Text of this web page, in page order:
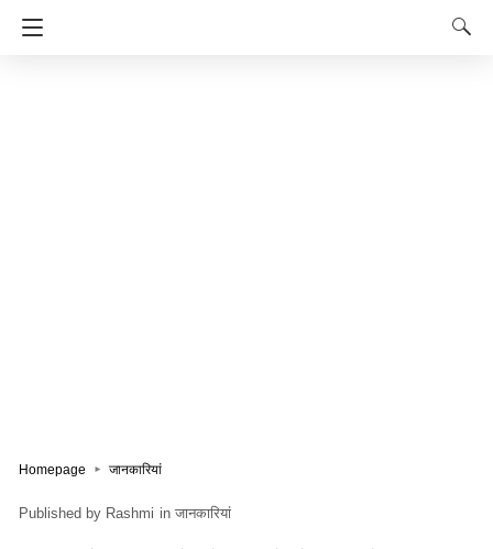
Homepage जानकारियां
Rashmi in जानकारियां